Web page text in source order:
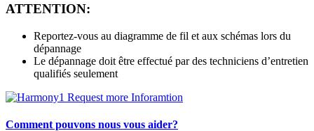
ATTENTION:
Reportez-vous au diagramme de fil et aux schémas lors du
dépannage
Le dépannage doit être effectué par des techniciens d’entretien
qualifiés seulement
Comment pouvons nous vous aider?